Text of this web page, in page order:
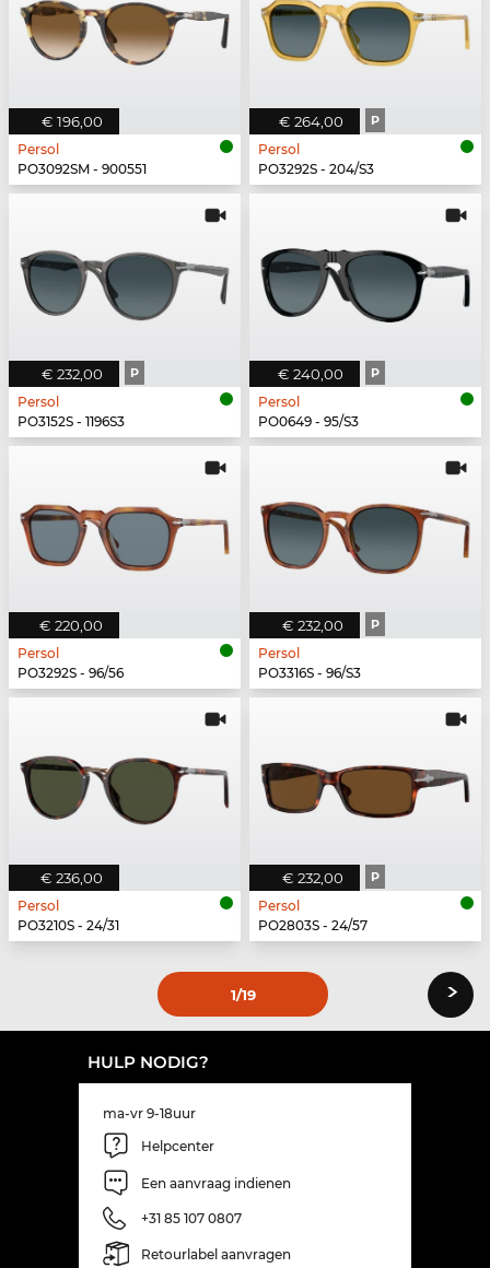
€ 196,00
Persol
PO3092SM - 900551
€ 264,00 P
Persol
PO3292S - 204/S3
€ 232,00 P
Persol
PO3152S - 1196S3
€ 240,00 P
Persol
PO0649 - 95/S3
€ 220,00
Persol
PO3292S - 96/56
€ 232,00 P
Persol
PO3316S - 96/S3
€ 236,00
Persol
PO3210S - 24/31
€ 232,00 P
Persol
PO2803S - 24/57
1/19 ›
HULP NODIG?
ma-vr 9-18uur
Helpcenter
Een aanvraag indienen
+31 85 107 0807
Retourlabel aanvragen